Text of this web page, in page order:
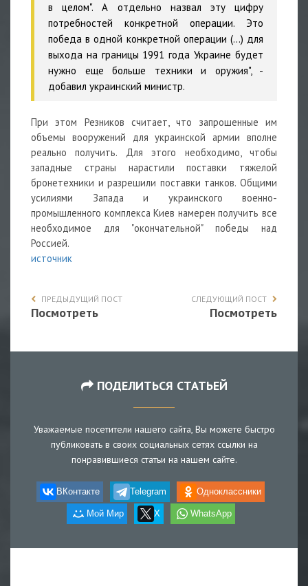
в целом". А отдельно назвал эту цифру
потребностей конкретной операции. Это
победа в одной конкретной операции (...) для
выхода на границы 1991 года Украине будет
нужно еще больше техники и
оружия", -
добавил украинский министр.
При этом Резников считает, что запрошенные им
объемы вооружений для украинской армии вполне
реально получить. Для этого необходимо, чтобы
западные страны нарастили поставки тяжелой
бронетехники и разрешили поставки танков. Общими
усилиями Запада и украинского военно-
промышленного комплекса Киев намерен получить все
необходимое для "окончательной" победы над
Россией.
источник
ПРЕДЫДУЩИЙ ПОСТ
Посмотреть
СЛЕДУЮЩИЙ ПОСТ
Посмотреть
ПОДЕЛИТЬСЯ СТАТЬЕЙ
Уважаемые посетители нашего сайта, Вы можете быстро
публиковать в своих социальных сетях ссылки на
понравившиеся статьи на нашем сайте.
ВКонтакте Telegram Одноклассники
Мой Мир X WhatsApp